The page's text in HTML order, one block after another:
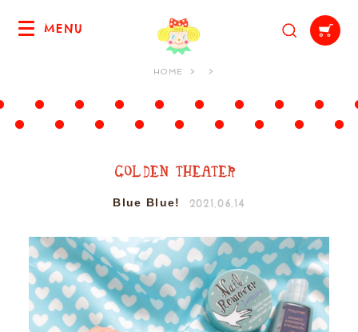
MENU
HOME
Blue Blue! 2021.06.14